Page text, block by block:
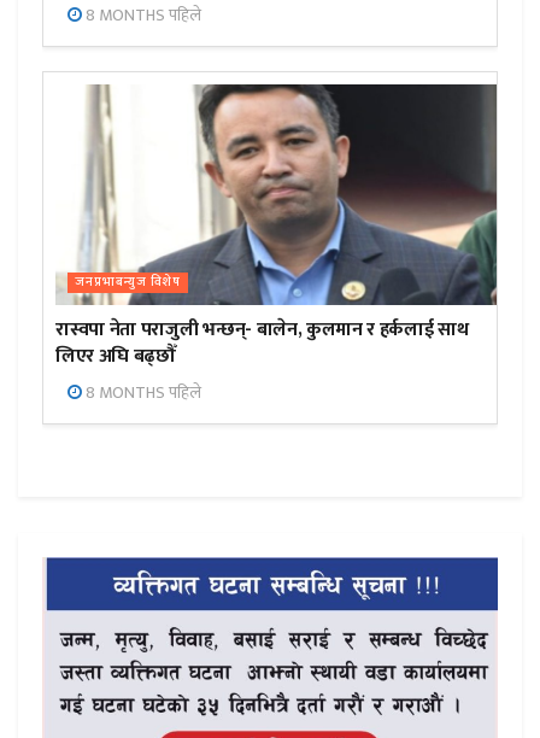
8 MONTHS पहिले
जनप्रभाबन्युज विशेष
रास्वपा नेता पराजुली भन्छन्- बालेन, कुलमान र हर्कलाई साथ
लिएर अघि बढ्छौँ
8 MONTHS पहिले